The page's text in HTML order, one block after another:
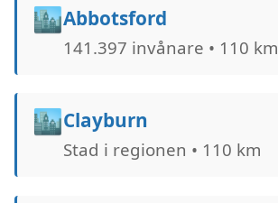
🏙️Abbotsford
141.397 invånare • 110 km
🏙️Clayburn
Stad i regionen • 110 km